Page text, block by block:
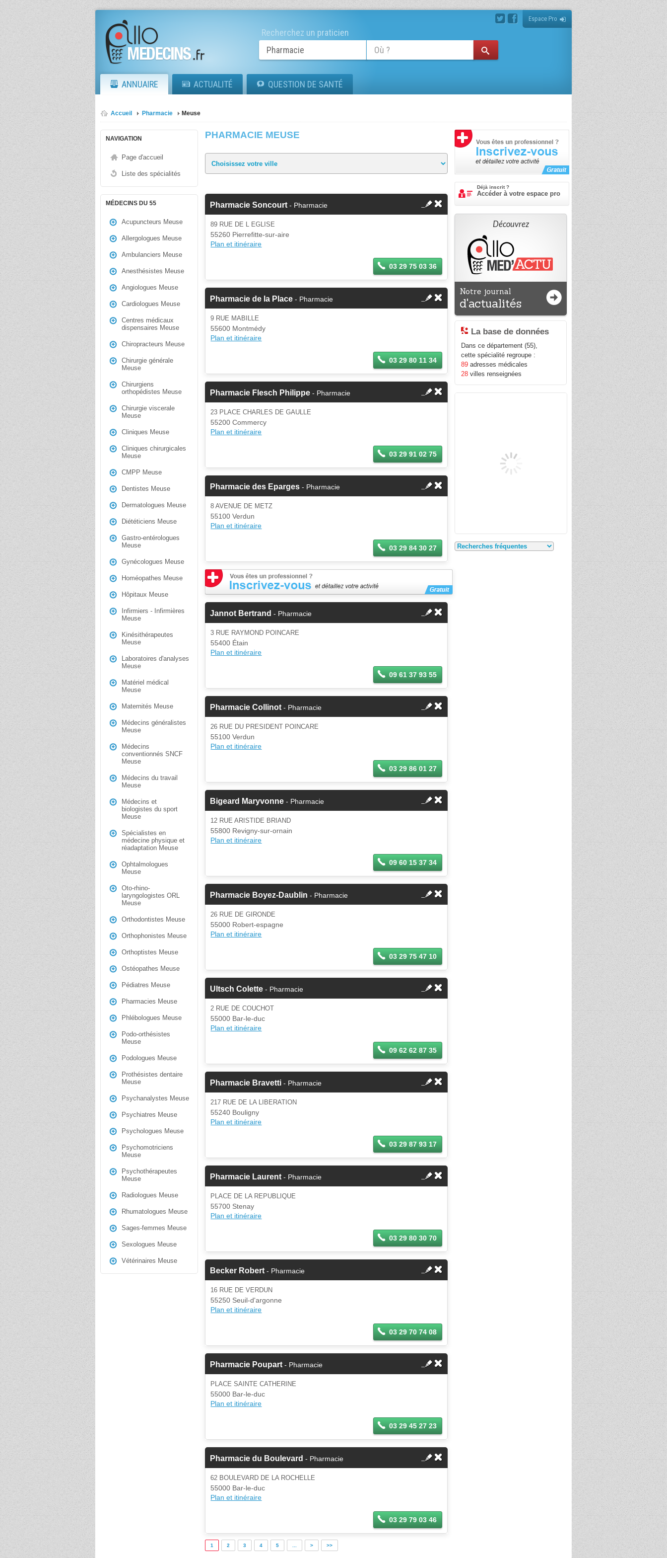
Espace Pro
Recherchez un praticien
ANNUAIRE ACTUALITÉ QUESTION DE SANTÉ
Accueil Pharmacie Meuse
NAVIGATION
Page d'accueil
Liste des spécialités
MÉDECINS DU 55
Acupuncteurs Meuse
Allergologues Meuse
Ambulanciers Meuse
Anesthésistes Meuse
Angiologues Meuse
Cardiologues Meuse
Centres médicaux
dispensaires Meuse
Chiropracteurs Meuse
Chirurgie générale
Meuse
Chirurgiens
orthopédistes Meuse
Chirurgie viscerale
Meuse
Cliniques Meuse
Cliniques chirurgicales
Meuse
CMPP Meuse
Dentistes Meuse
Dermatologues Meuse
Diététiciens Meuse
Gastro-entérologues
Meuse
Gynécologues Meuse
Homéopathes Meuse
Hôpitaux Meuse
Infirmiers - Infirmières
Meuse
Kinésithérapeutes
Meuse
Laboratoires d'analyses
Meuse
Matériel médical
Meuse
Maternités Meuse
Médecins généralistes
Meuse
Médecins
conventionnés SNCF
Meuse
Médecins du travail
Meuse
Médecins et
biologistes du sport
Meuse
Spécialistes en
médecine physique et
réadaptation Meuse
Ophtalmologues
Meuse
Oto-rhino-
laryngologistes ORL
Meuse
Orthodontistes Meuse
Orthophonistes Meuse
Orthoptistes Meuse
Ostéopathes Meuse
Pédiatres Meuse
Pharmacies Meuse
Phlébologues Meuse
Podo-orthésistes
Meuse
Podologues Meuse
Prothésistes dentaire
Meuse
Psychanalystes Meuse
Psychiatres Meuse
Psychologues Meuse
Psychomotriciens
Meuse
Psychothérapeutes
Meuse
Radiologues Meuse
Rhumatologues Meuse
Sages-femmes Meuse
Sexologues Meuse
Vétérinaires Meuse
PHARMACIE MEUSE
Pharmacie Soncourt - Pharmacie
89 RUE DE L EGLISE
55260 Pierrefitte-sur-aire
Plan et itinéraire
03 29 75 03 36
Pharmacie de la Place - Pharmacie
9 RUE MABILLE
55600 Montmédy
Plan et itinéraire
03 29 80 11 34
Pharmacie Flesch Philippe - Pharmacie
23 PLACE CHARLES DE GAULLE
55200 Commercy
Plan et itinéraire
03 29 91 02 75
Pharmacie des Eparges - Pharmacie
8 AVENUE DE METZ
55100 Verdun
Plan et itinéraire
03 29 84 30 27
Jannot Bertrand - Pharmacie
3 RUE RAYMOND POINCARE
55400 Étain
Plan et itinéraire
09 61 37 93 55
Pharmacie Collinot - Pharmacie
26 RUE DU PRESIDENT POINCARE
55100 Verdun
Plan et itinéraire
03 29 86 01 27
Bigeard Maryvonne - Pharmacie
12 RUE ARISTIDE BRIAND
55800 Revigny-sur-ornain
Plan et itinéraire
09 60 15 37 34
Pharmacie Boyez-Daublin - Pharmacie
26 RUE DE GIRONDE
55000 Robert-espagne
Plan et itinéraire
03 29 75 47 10
Ultsch Colette - Pharmacie
2 RUE DE COUCHOT
55000 Bar-le-duc
Plan et itinéraire
09 62 62 87 35
Pharmacie Bravetti - Pharmacie
217 RUE DE LA LIBERATION
55240 Bouligny
Plan et itinéraire
03 29 87 93 17
Pharmacie Laurent - Pharmacie
PLACE DE LA REPUBLIQUE
55700 Stenay
Plan et itinéraire
03 29 80 30 70
Becker Robert - Pharmacie
16 RUE DE VERDUN
55250 Seuil-d'argonne
Plan et itinéraire
03 29 70 74 08
Pharmacie Poupart - Pharmacie
PLACE SAINTE CATHERINE
55000 Bar-le-duc
Plan et itinéraire
03 29 45 27 23
Pharmacie du Boulevard - Pharmacie
62 BOULEVARD DE LA ROCHELLE
55000 Bar-le-duc
Plan et itinéraire
03 29 79 03 46
1 2 3 4 5 > >>
Déjà inscrit ?
Accéder à votre espace pro
Découvrez
Notre journal
d'actualités
La base de données
Dans ce département (55),
cette spécialité regroupe :
89 adresses médicales
28 villes renseignées